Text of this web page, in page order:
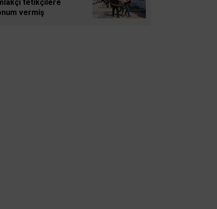
SARAYKENT’TE ŞİİR
tetikçilere
vermiş